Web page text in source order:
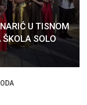
U TISNOM
SOLO